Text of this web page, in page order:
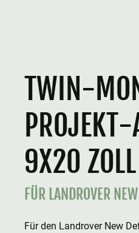
TWIN-
9X20
FÜR LANDROVER
Für den Landrover New